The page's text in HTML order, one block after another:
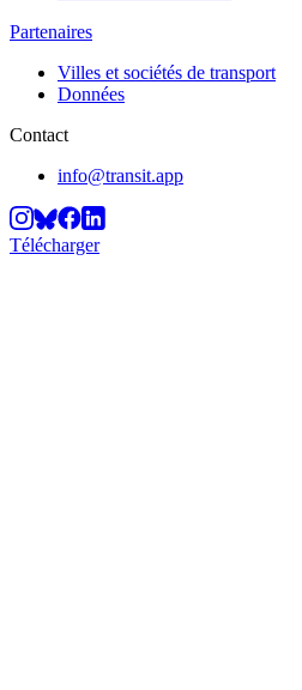
Partenaires
Villes et sociétés de transport
Données
Contact
info@transit.app
Télécharger